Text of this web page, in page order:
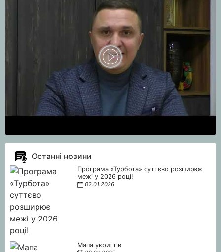
Останні новини
Програма «Турбота» суттєво розширює
межі у 2026 році!
02.01.2026
Мапа укриттів